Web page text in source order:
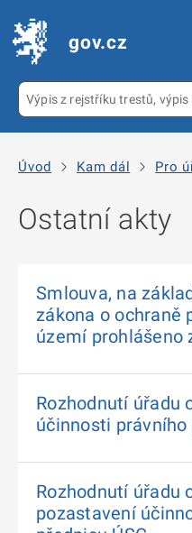
gov.cz
Úvod Kam dál Pro
Ostatní akty
Smlouva, na
zákona o ochraně
území prohlášeno
Rozhodnutí úřadu
účinnosti právního
Rozhodnutí úřadu
pozastavení